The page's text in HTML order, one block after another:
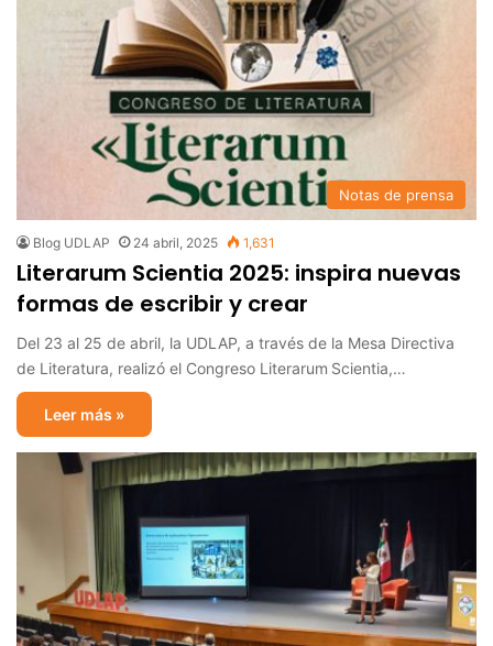
Notas de prensa
Blog UDLAP 24 abril, 2025 1,631
Literarum Scientia 2025: inspira nuevas
formas de escribir y crear
Del 23 al 25 de abril, la UDLAP, a través de la Mesa Directiva
de Literatura, realizó el Congreso Literarum Scientia,…
Leer más »